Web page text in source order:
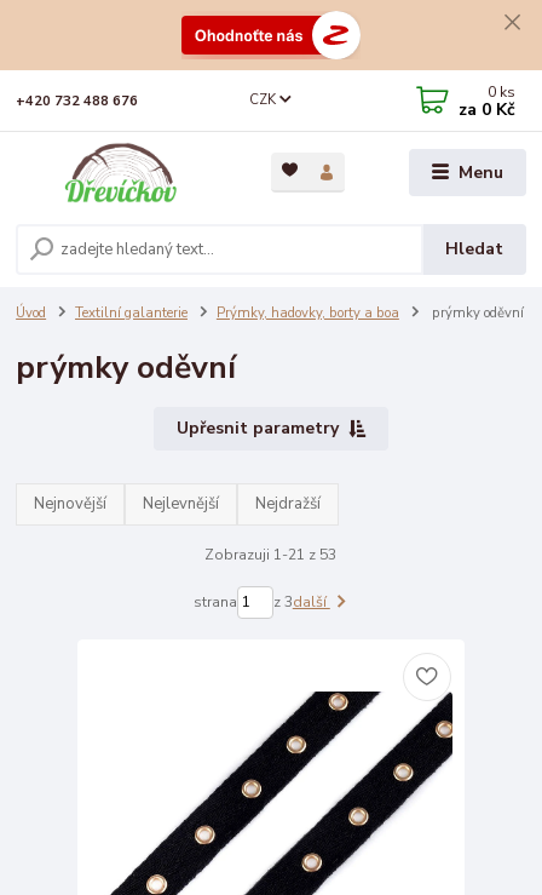
Menu
CZK
Hledat
+420 732 488 676 0 ks
za 0 Kč
Úvod Textilní galanterie Prýmky, hadovky, borty a boa prýmky oděvní
prýmky oděvní
Upřesnit parametry
Nejnovější Nejlevnější Nejdražší
Zobrazuji 1-21 z 53
strana z 3další